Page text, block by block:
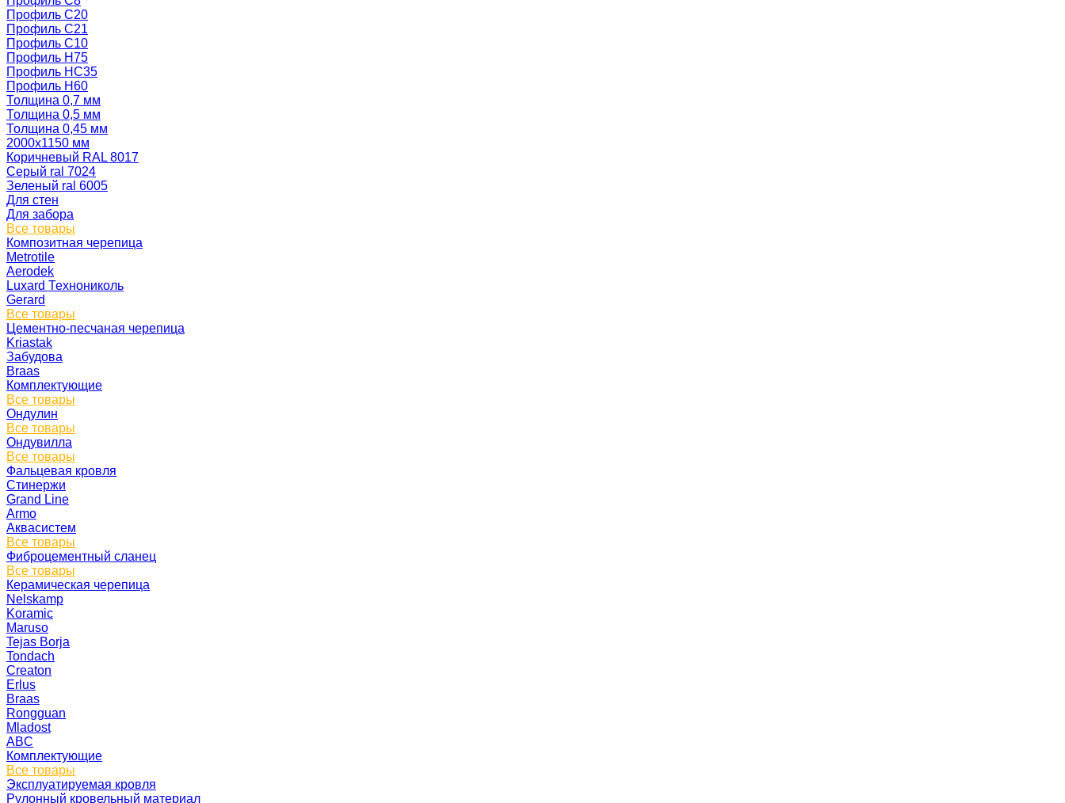
Профиль С20
Профиль С21
Профиль С10
Профиль Н75
Профиль НС35
Профиль Н60
Толщина 0,7 мм
Толщина 0,5 мм
Толщина 0,45 мм
2000х1150 мм
Коричневый RAL 8017
Серый ral 7024
Зеленый ral 6005
Для стен
Для забора
Все товары
Композитная черепица
Metrotile
Aerodek
Luxard Технониколь
Gerard
Все товары
Цементно-песчаная черепица
Kriastak
Забудова
Braas
Комплектующие
Все товары
Ондулин
Все товары
Ондувилла
Все товары
Фальцевая кровля
Стинержи
Grand Line
Armo
Аквасистем
Все товары
Фиброцементный сланец
Все товары
Керамическая черепица
Nelskamp
Koramic
Maruso
Tejas Borja
Tondach
Creaton
Erlus
Braas
Rongguan
Mladost
ABC
Комплектующие
Все товары
Эксплуатируемая кровля
Рулонный кровельный материал